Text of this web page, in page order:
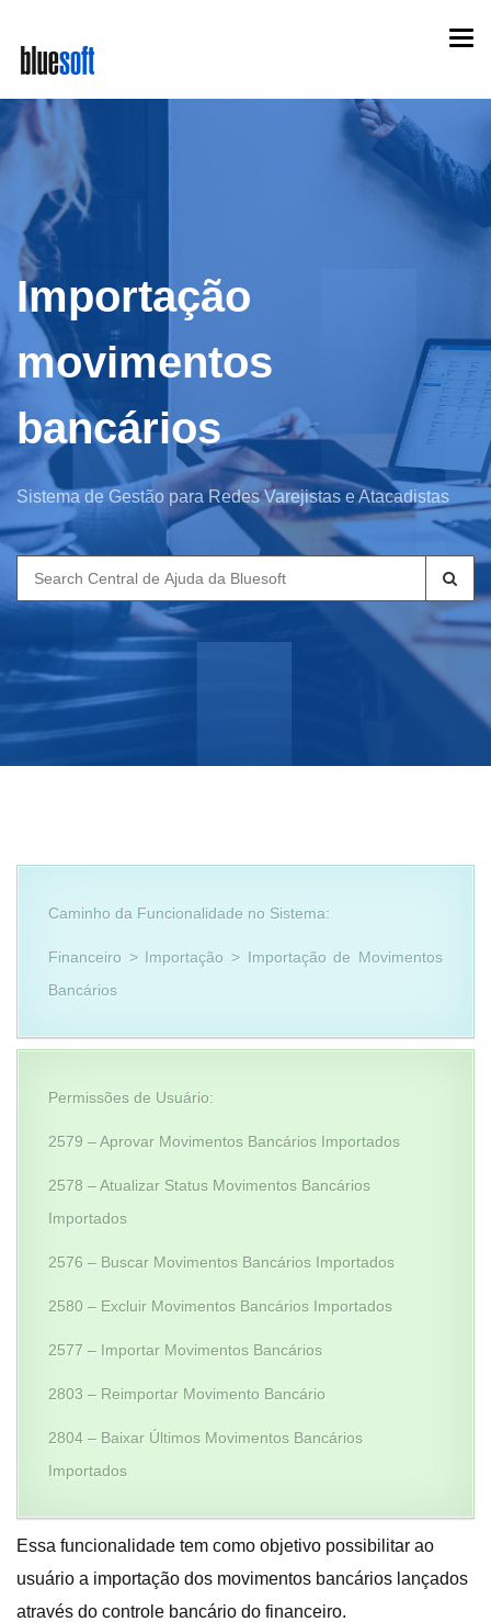
main
content
Importação
movimentos
bancários
Sistema de Gestão para Redes Varejistas e Atacadistas
Search
for:
Caminho da Funcionalidade no Sistema:
Financeiro > Importação > Importação de Movimentos
Bancários
Permissões de Usuário:
2579 – Aprovar Movimentos Bancários Importados
2578 – Atualizar Status Movimentos Bancários
Importados
2576 – Buscar Movimentos Bancários Importados
2580 – Excluir Movimentos Bancários Importados
2577 – Importar Movimentos Bancários
2803 – Reimportar Movimento Bancário
2804 – Baixar Últimos Movimentos Bancários
Importados
Essa funcionalidade tem como objetivo possibilitar ao
usuário a importação dos movimentos bancários lançados
através do controle bancário do financeiro.